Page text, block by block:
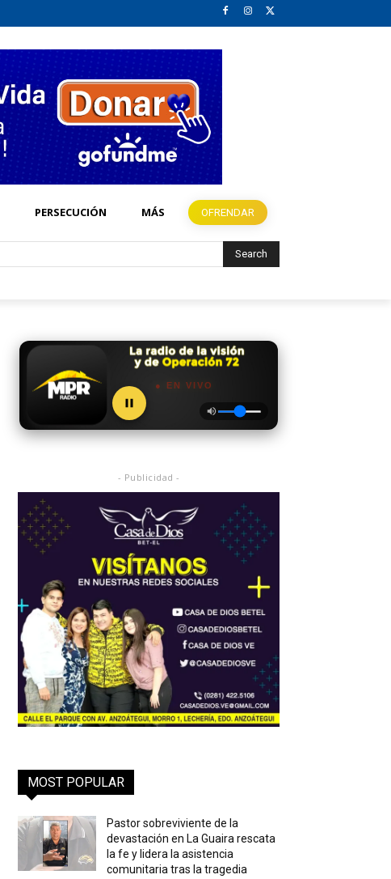
PERSECUCIÓN MÁS OFRENDAR
Search
● EN VIVO
- Publicidad -
MOST POPULAR
Pastor sobreviviente de la
devastación en La Guaira rescata
la fe y lidera la asistencia
comunitaria tras la tragedia